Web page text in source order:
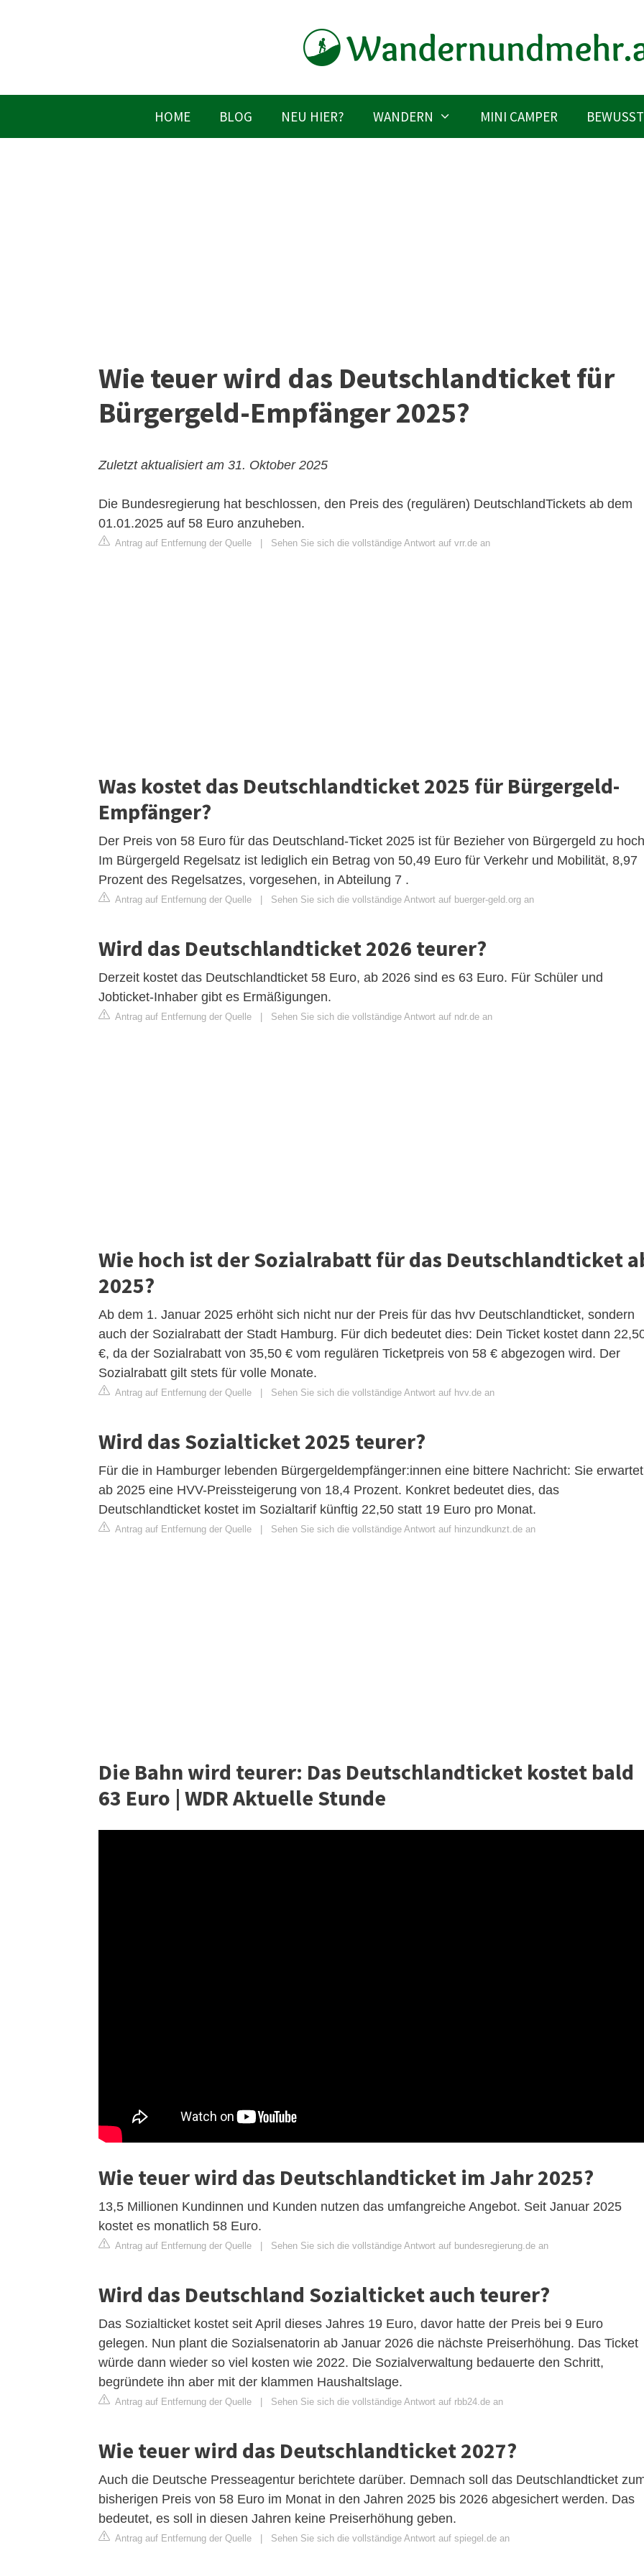
HOME BLOG NEU HIER? WANDERN MINI CAMPER
Wie teuer wird das Deutschlandticket für
Bürgergeld-Empfänger 2025?
Zuletzt aktualisiert am 31. Oktober 2025
Die Bundesregierung hat beschlossen, den Preis des (regulären) DeutschlandTickets ab dem
01.01.2025 auf 58 Euro anzuheben.
Antrag auf Entfernung der Quelle Sehen Sie sich die vollständige Antwort auf vrr.de an
Was kostet das Deutschlandticket 2025 für Bürgergeld-
Empfänger?
Der Preis von 58 Euro für das Deutschland-Ticket 2025 ist für Bezieher von Bürgergeld zu
Im Bürgergeld Regelsatz ist lediglich ein Betrag von 50,49 Euro für Verkehr und Mobilität, 8,97
Prozent des Regelsatzes, vorgesehen, in Abteilung 7 .
Antrag auf Entfernung der Quelle Sehen Sie sich die vollständige Antwort auf buerger-geld.org an
Wird das Deutschlandticket 2026 teurer?
Derzeit kostet das Deutschlandticket 58 Euro, ab 2026 sind es 63 Euro. Für Schüler und
Jobticket-Inhaber gibt es Ermäßigungen.
Antrag auf Entfernung der Quelle Sehen Sie sich die vollständige Antwort auf ndr.de an
Wie hoch ist der Sozialrabatt für das Deutschlandticket
2025?
Ab dem 1. Januar 2025 erhöht sich nicht nur der Preis für das hvv Deutschlandticket, sondern
auch der Sozialrabatt der Stadt Hamburg. Für dich bedeutet dies: Dein Ticket kostet dann
€, da der Sozialrabatt von 35,50 € vom regulären Ticketpreis von 58 € abgezogen wird. Der
Sozialrabatt gilt stets für volle Monate.
Antrag auf Entfernung der Quelle Sehen Sie sich die vollständige Antwort auf hvv.de an
Wird das Sozialticket 2025 teurer?
Für die in Hamburger lebenden Bürgergeldempfänger:innen eine bittere Nachricht: Sie erwartet
ab 2025 eine HVV-Preissteigerung von 18,4 Prozent. Konkret bedeutet dies, das
Deutschlandticket kostet im Sozialtarif künftig 22,50 statt 19 Euro pro Monat.
Antrag auf Entfernung der Quelle Sehen Sie sich die vollständige Antwort auf hinzundkunzt.de an
Die Bahn wird teurer: Das Deutschlandticket kostet bald
63 Euro | WDR Aktuelle Stunde
Wie teuer wird das Deutschlandticket im Jahr 2025?
13,5 Millionen Kundinnen und Kunden nutzen das umfangreiche Angebot. Seit Januar 2025
kostet es monatlich 58 Euro.
Antrag auf Entfernung der Quelle | Sehen Sie sich die vollständige Antwort auf bundesregierung.de an
Wird das Deutschland Sozialticket auch teurer?
Das Sozialticket kostet seit April dieses Jahres 19 Euro, davor hatte der Preis bei 9 Euro
gelegen. Nun plant die Sozialsenatorin ab Januar 2026 die nächste Preiserhöhung. Das Ticket
würde dann wieder so viel kosten wie 2022. Die Sozialverwaltung bedauerte den Schritt,
begründete ihn aber mit der klammen Haushaltslage.
Antrag auf Entfernung der Quelle | Sehen Sie sich die vollständige Antwort auf rbb24.de an
Wie teuer wird das Deutschlandticket 2027?
Auch die Deutsche Presseagentur berichtete darüber. Demnach soll das Deutschlandticket
bisherigen Preis von 58 Euro im Monat in den Jahren 2025 bis 2026 abgesichert werden. Das
bedeutet, es soll in diesen Jahren keine Preiserhöhung geben.
Antrag auf Entfernung der Quelle | Sehen Sie sich die vollständige Antwort auf spiegel.de an